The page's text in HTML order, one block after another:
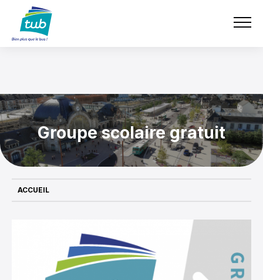
contenu
TUB
e-boutique
Groupe scolaire gratuit
ACCUEIL